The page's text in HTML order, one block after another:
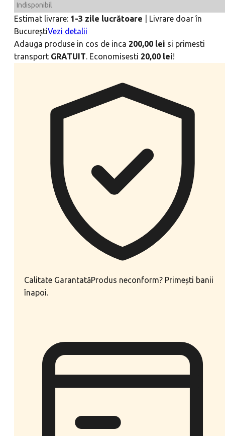
Indisponibil
Estimat livrare: 1-3 zile lucrătoare
Livrare doar în
BucureștiVezi detalii
Adauga produse in cos de inca 200,00 lei si primesti
transport GRATUIT. Economisesti 20,00 lei!
Calitate GarantatăProdus neconform? Primești banii
înapoi.